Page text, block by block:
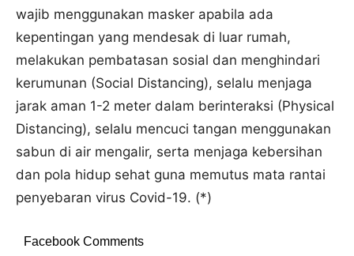
wajib menggunakan masker apabila ada
kepentingan yang mendesak di luar rumah,
melakukan pembatasan sosial dan menghindari
kerumunan (Social Distancing), selalu menjaga
jarak aman 1-2 meter dalam berinteraksi (Physical
Distancing), selalu mencuci tangan menggunakan
sabun di air mengalir, serta menjaga kebersihan
dan pola hidup sehat guna memutus mata rantai
penyebaran virus Covid-19. (*)
Facebook Comments